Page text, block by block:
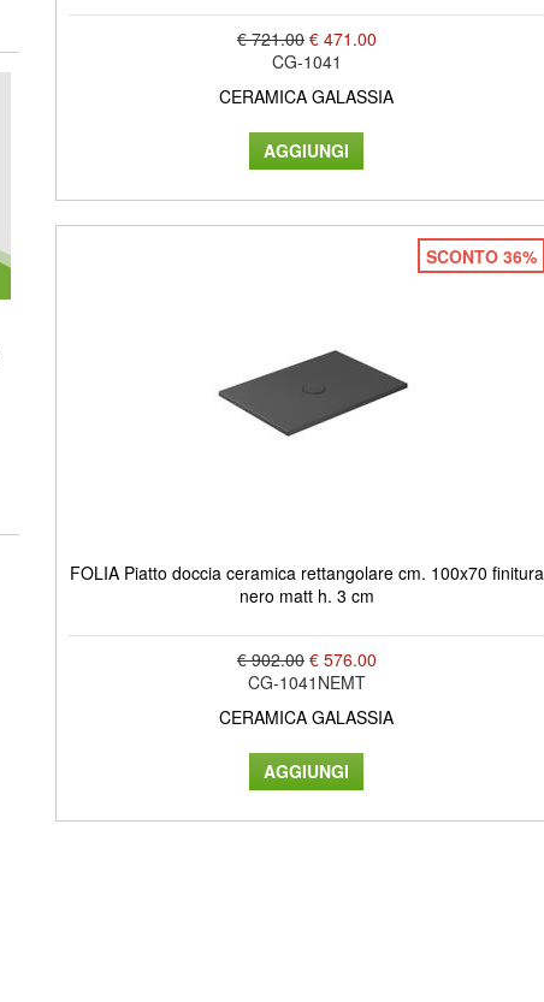
€ 721.00 € 471.00
CG-1041
CERAMICA GALASSIA
SCONTO 36%
FOLIA Piatto doccia ceramica rettangolare cm. 100x70 finitura
nero matt h. 3 cm
€ 902.00 € 576.00
CG-1041NEMT
CERAMICA GALASSIA